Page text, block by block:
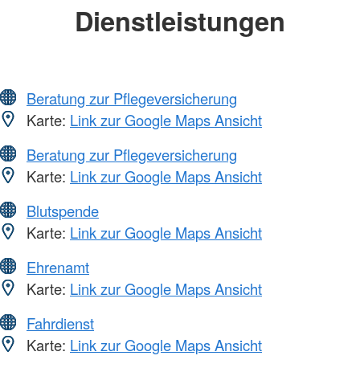
Dienstleistungen
Beratung zur Pflegeversicherung
Karte: Link zur Google Maps Ansicht
Beratung zur Pflegeversicherung
Karte: Link zur Google Maps Ansicht
Blutspende
Karte: Link zur Google Maps Ansicht
Ehrenamt
Karte: Link zur Google Maps Ansicht
Fahrdienst
Karte: Link zur Google Maps Ansicht